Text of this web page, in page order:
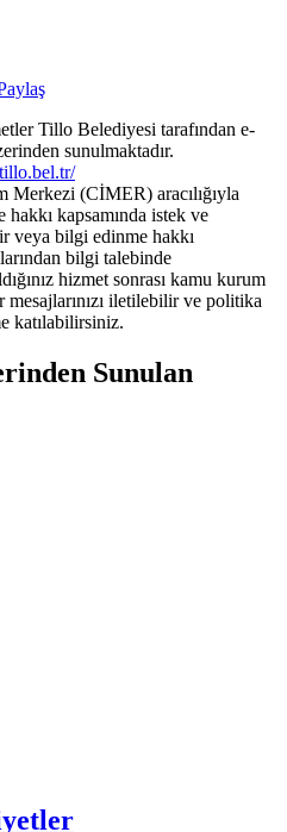
Tillo Belediyesi tarafından e-
sunulmaktadır.
Merkezi (CİMER) aracılığıyla
kapsamında istek ve
veya bilgi edinme hakkı
bilgi talebinde
hizmet sonrası kamu kurum
iletilebilir ve politika
katılabilirsiniz.
Sunulan